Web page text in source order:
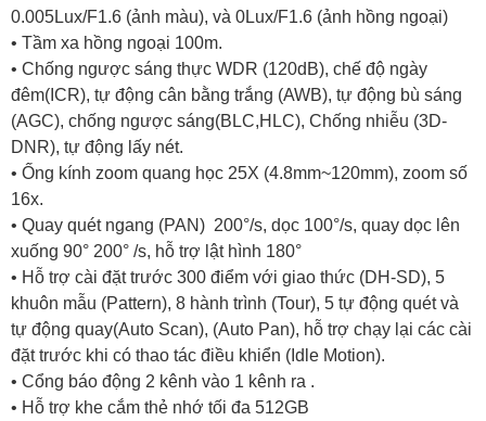
0.005Lux/F1.6 (ảnh màu), và 0Lux/F1.6 (ảnh hồng ngoại)
• Tầm xa hồng ngoại 100m.
• Chống ngược sáng thực WDR (120dB), chế độ ngày
đêm(ICR), tự động cân bằng trắng (AWB), tự động bù sáng
(AGC), chống ngược sáng(BLC,HLC), Chống nhiễu (3D-
DNR), tự động lấy nét.
• Ống kính zoom quang học 25X (4.8mm~120mm), zoom số
16x.
• Quay quét ngang (PAN) 200°/s, dọc 100°/s, quay dọc lên
xuống 90° 200° /s, hỗ trợ lật hình 180°
• Hỗ trợ cài đặt trước 300 điểm với giao thức (DH-SD), 5
khuôn mẫu (Pattern), 8 hành trình (Tour), 5 tự động quét và
tự động quay(Auto Scan), (Auto Pan), hỗ trợ chạy lại các cài
đặt trước khi có thao tác điều khiển (Idle Motion).
• Cổng báo động 2 kênh vào 1 kênh ra .
• Hỗ trợ khe cắm thẻ nhớ tối đa 512GB